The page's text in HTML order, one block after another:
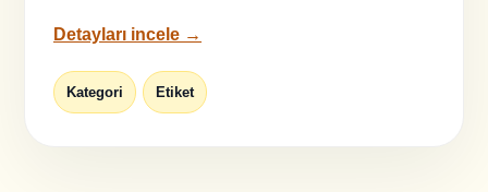
Detayları incele →
Kategori Etiket